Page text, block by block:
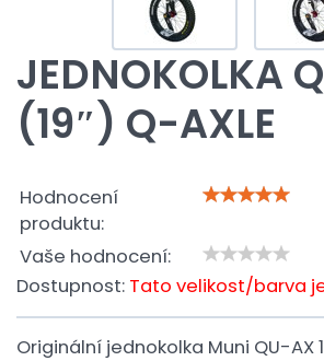
JEDNOKOLKA
(19″) Q-AXLE
Hodnocení
produktu:
Vaše hodnocení:
Dostupnost: Tato velikost/barva
Originální jednokolka Muni QU-AX